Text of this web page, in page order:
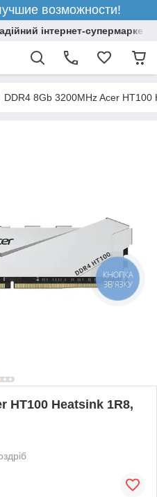
возможности!
інтернет-супермаркет
DDR4 8Gb 3200MHz Acer HT100
HT100 Heatsink 1R8,
КНОПКА
ЗВ'ЯЗКУ